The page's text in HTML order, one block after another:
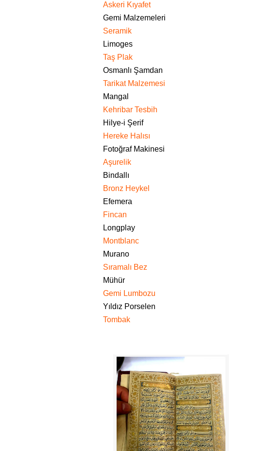
Askeri Kıyafet
Gemi Malzemeleri
Seramik
Limoges
Taş Plak
Osmanlı Şamdan
Tarikat Malzemesi
Mangal
Kehribar Tesbih
Hilye-i Şerif
Hereke Halısı
Fotoğraf Makinesi
Aşurelik
Bindallı
Bronz Heykel
Efemera
Fincan
Longplay
Montblanc
Murano
Sıramalı Bez
Mühür
Gemi Lumbozu
Yıldız Porselen
Tombak